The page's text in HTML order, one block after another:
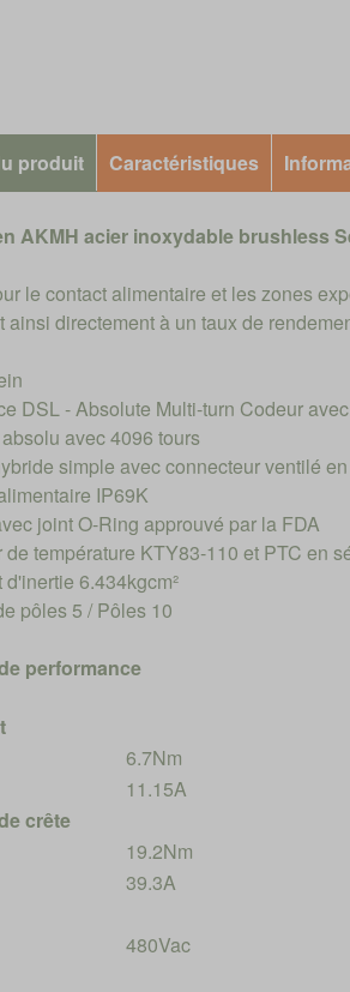
produit Caractéristiques
AKMH acier inoxydable brushless
le contact alimentaire et les zones
ainsi directement à un taux de
DSL - Absolute Multi-turn Codeur
avec 4096 tours
simple avec connecteur ventilé
IP69K
joint O-Ring approuvé par la FDA
de température KTY83-110 et PTC en
d'inertie 6.434kgcm²
pôles 5 / Pôles 10
performance
6.7Nm
11.15A
crête
19.2Nm
39.3A
480Vac